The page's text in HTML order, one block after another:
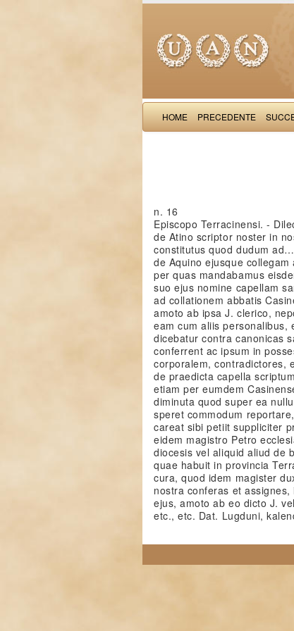
HOME PRECEDENTE
n. 16
Episcopo Terracinensi. -
de Atino scriptor noster in
constitutus quod dudum
de Aquino ejusque
per quas mandabamus
suo ejus nomine capellam
ad collationem abbatis
amoto ab ipsa J. clerico,
eam cum aliis personalibus,
dicebatur contra canonicas
conferrent ac ipsum in
corporalem, contradictores,
de praedicta capella
etiam per eumdem
diminuta quod super ea
speret commodum
careat sibi petiit suppliciter
eidem magistro Petro
diocesis vel aliquid aliud de
quae habuit in provincia
cura, quod idem magister
nostra conferas et
ejus, amoto ab eo dicto J.
etc., etc. Dat. Lugduni,